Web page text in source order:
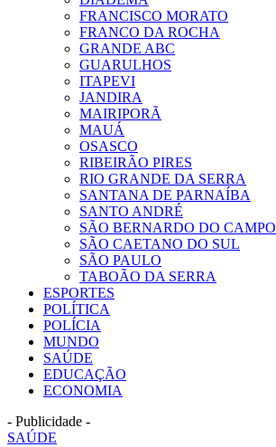
FRANCISCO MORATO
FRANCO DA ROCHA
GRANDE ABC
GUARULHOS
ITAPEVI
JANDIRA
MAIRIPORÃ
MAUÁ
OSASCO
RIBEIRÃO PIRES
RIO GRANDE DA SERRA
SANTANA DE PARNAÍBA
SANTO ANDRÉ
SÃO BERNARDO DO CAMPO
SÃO CAETANO DO SUL
SÃO PAULO
TABOÃO DA SERRA
ESPORTES
POLÍTICA
POLÍCIA
MUNDO
SAÚDE
EDUCAÇÃO
ECONOMIA
- Publicidade -
SAÚDE